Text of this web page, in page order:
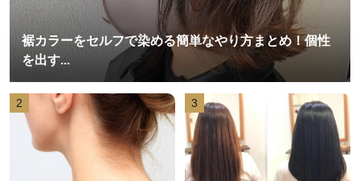
裾カラーをセルフで染める簡単なやり方まとめ！個性
を出す...
2 3